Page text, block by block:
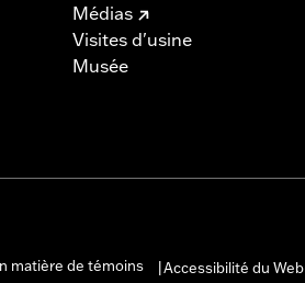
Médias
Visites d'usine
Musée
matière de témoins Accessibilité du Web